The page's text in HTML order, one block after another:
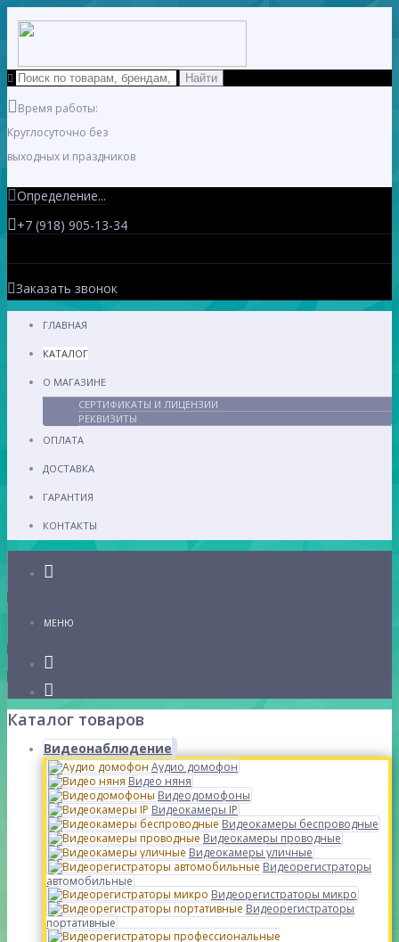
Время работы:
Круглосуточно без
выходных и праздников
Определение...
+7 (918) 905-13-34
Заказать звонок
ГЛАВНАЯ
КАТАЛОГ
О МАГАЗИНЕ
СЕРТИФИКАТЫ И ЛИЦЕНЗИИ
РЕКВИЗИТЫ
ОПЛАТА
ДОСТАВКА
ГАРАНТИЯ
КОНТАКТЫ
МЕНЮ
Каталог товаров
Видеонаблюдение
Аудио домофон
Видео няня
Видеодомофоны
Видеокамеры IP
Видеокамеры беспроводные
Видеокамеры проводные
Видеокамеры уличные
Видеорегистраторы
автомобильные
Видеорегистраторы микро
Видеорегистраторы
портативные